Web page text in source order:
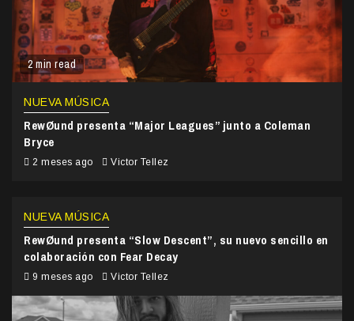
2 min read
NUEVA MÚSICA
RewØund presenta “Major Leagues” junto a Coleman
Bryce
2 meses ago Victor Tellez
NUEVA MÚSICA
RewØund presenta “Slow Descent”, su nuevo sencillo en
colaboración con Fear Decay
9 meses ago Victor Tellez